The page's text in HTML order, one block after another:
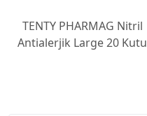
TENTY PHARMAG Nitril
Antialerjik Large 20 Kutu